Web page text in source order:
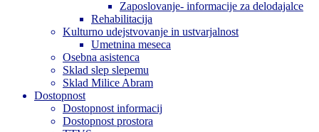
Zaposlovanje- informacije za delodajalce
Rehabilitacija
Kulturno udejstvovanje in ustvarjalnost
Umetnina meseca
Osebna asistenca
Sklad slep slepemu
Sklad Milice Abram
Dostopnost
Dostopnost informacij
Dostopnost prostora